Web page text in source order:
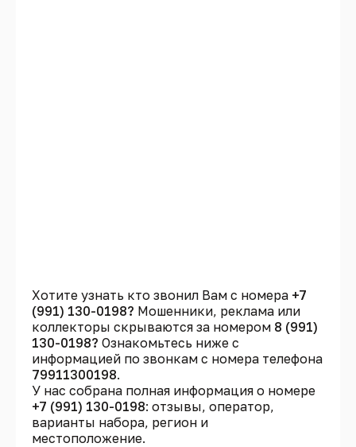
Хотите узнать кто звонил Вам с номера +7
(991) 130-0198? Мошенники, реклама или
коллекторы скрываются за номером 8 (991)
130-0198? Ознакомьтесь ниже с
информацией по звонкам с номера телефона
79911300198.
У нас собрана полная информация о номере
+7 (991) 130-0198: отзывы, оператор,
варианты набора, регион и
местоположение.